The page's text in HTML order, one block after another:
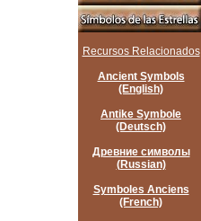
Recursos Relacionados
Ancient Symbols
(English)
Antike Symbole
(Deutsch)
Древние символы
(Russian)
Symboles Anciens
(French)